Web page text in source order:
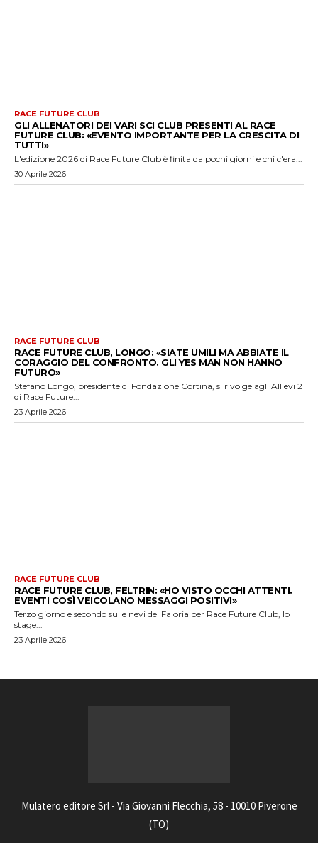
RACE FUTURE CLUB
GLI ALLENATORI DEI VARI SCI CLUB PRESENTI AL RACE
FUTURE CLUB: «EVENTO IMPORTANTE PER LA CRESCITA DI
TUTTI»
L'edizione 2026 di Race Future Club è finita da pochi giorni e chi c'era...
30 Aprile 2026
RACE FUTURE CLUB
RACE FUTURE CLUB, LONGO: «SIATE UMILI MA ABBIATE IL
CORAGGIO DEL CONFRONTO. GLI YES MAN NON HANNO
FUTURO»
Stefano Longo, presidente di Fondazione Cortina, si rivolge agli Allievi 2
di Race Future...
23 Aprile 2026
RACE FUTURE CLUB
RACE FUTURE CLUB, FELTRIN: «HO VISTO OCCHI ATTENTI.
EVENTI COSÌ VEICOLANO MESSAGGI POSITIVI»
Terzo giorno e secondo sulle nevi del Faloria per Race Future Club, lo
stage...
23 Aprile 2026
Mulatero editore Srl - Via Giovanni Flecchia, 58 - 10010 Piverone
(TO)